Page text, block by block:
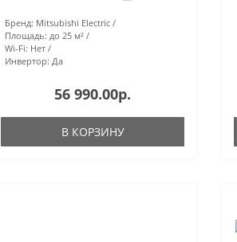
Бренд: Mitsubishi Electric
Площадь: до 25 м²
Wi-Fi: Нет
Инвертор: Да
56 990.00р.
В КОРЗИНУ